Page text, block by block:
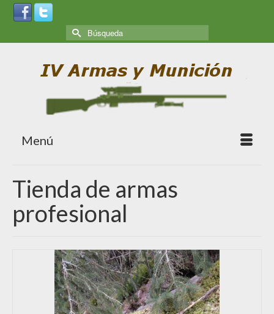
Menú
Tienda de armas
profesional